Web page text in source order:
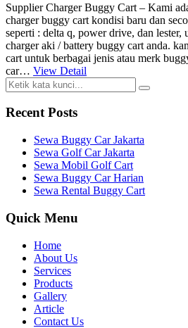
Supplier Charger Buggy Cart – Kami
charger buggy cart kondisi baru dan
seperti : delta q, power drive, dan lester,
charger aki / battery buggy cart anda.
cart untuk berbagai jenis atau merk
car… View Detail
Recent Posts
Sewa Buggy Car Jakarta
Sewa Golf Car Jakarta
Sewa Mobil Golf Cart
Sewa Buggy Car Harian
Sewa Rental Buggy Cart
Quick Menu
Home
About Us
Services
Products
Gallery
Article
Contact Us